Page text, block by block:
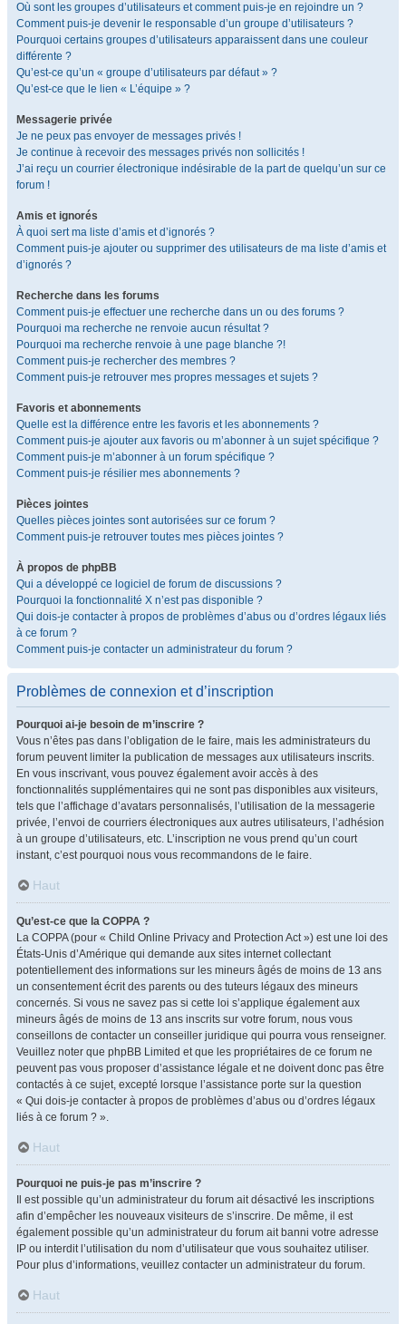
Où sont les groupes d’utilisateurs et comment puis-je en rejoindre un ?
Comment puis-je devenir le responsable d’un groupe d’utilisateurs ?
Pourquoi certains groupes d’utilisateurs apparaissent dans une couleur
différente ?
Qu’est-ce qu’un « groupe d’utilisateurs par défaut » ?
Qu’est-ce que le lien « L’équipe » ?
Messagerie privée
Je ne peux pas envoyer de messages privés !
Je continue à recevoir des messages privés non sollicités !
J’ai reçu un courrier électronique indésirable de la part de quelqu’un sur ce
forum !
Amis et ignorés
À quoi sert ma liste d’amis et d’ignorés ?
Comment puis-je ajouter ou supprimer des utilisateurs de ma liste d’amis et
d’ignorés ?
Recherche dans les forums
Comment puis-je effectuer une recherche dans un ou des forums ?
Pourquoi ma recherche ne renvoie aucun résultat ?
Pourquoi ma recherche renvoie à une page blanche ?!
Comment puis-je rechercher des membres ?
Comment puis-je retrouver mes propres messages et sujets ?
Favoris et abonnements
Quelle est la différence entre les favoris et les abonnements ?
Comment puis-je ajouter aux favoris ou m’abonner à un sujet spécifique ?
Comment puis-je m’abonner à un forum spécifique ?
Comment puis-je résilier mes abonnements ?
Pièces jointes
Quelles pièces jointes sont autorisées sur ce forum ?
Comment puis-je retrouver toutes mes pièces jointes ?
À propos de phpBB
Qui a développé ce logiciel de forum de discussions ?
Pourquoi la fonctionnalité X n’est pas disponible ?
Qui dois-je contacter à propos de problèmes d’abus ou d’ordres légaux liés
à ce forum ?
Comment puis-je contacter un administrateur du forum ?
Problèmes de connexion et d’inscription
Pourquoi ai-je besoin de m’inscrire ?
Vous n’êtes pas dans l’obligation de le faire, mais les administrateurs du
forum peuvent limiter la publication de messages aux utilisateurs inscrits.
En vous inscrivant, vous pouvez également avoir accès à des
fonctionnalités supplémentaires qui ne sont pas disponibles aux visiteurs,
tels que l’affichage d’avatars personnalisés, l’utilisation de la messagerie
privée, l’envoi de courriers électroniques aux autres utilisateurs, l’adhésion
à un groupe d’utilisateurs, etc. L’inscription ne vous prend qu’un court
instant, c’est pourquoi nous vous recommandons de le faire.
Haut
Qu’est-ce que la COPPA ?
La COPPA (pour « Child Online Privacy and Protection Act ») est une loi des
États-Unis d’Amérique qui demande aux sites internet collectant
potentiellement des informations sur les mineurs âgés de moins de 13 ans
un consentement écrit des parents ou des tuteurs légaux des mineurs
concernés. Si vous ne savez pas si cette loi s’applique également aux
mineurs âgés de moins de 13 ans inscrits sur votre forum, nous vous
conseillons de contacter un conseiller juridique qui pourra vous renseigner.
Veuillez noter que phpBB Limited et que les propriétaires de ce forum ne
peuvent pas vous proposer d’assistance légale et ne doivent donc pas être
contactés à ce sujet, excepté lorsque l’assistance porte sur la question
« Qui dois-je contacter à propos de problèmes d’abus ou d’ordres légaux
liés à ce forum ? ».
Haut
Pourquoi ne puis-je pas m’inscrire ?
Il est possible qu’un administrateur du forum ait désactivé les inscriptions
afin d’empêcher les nouveaux visiteurs de s’inscrire. De même, il est
également possible qu’un administrateur du forum ait banni votre adresse
IP ou interdit l’utilisation du nom d’utilisateur que vous souhaitez utiliser.
Pour plus d’informations, veuillez contacter un administrateur du forum.
Haut